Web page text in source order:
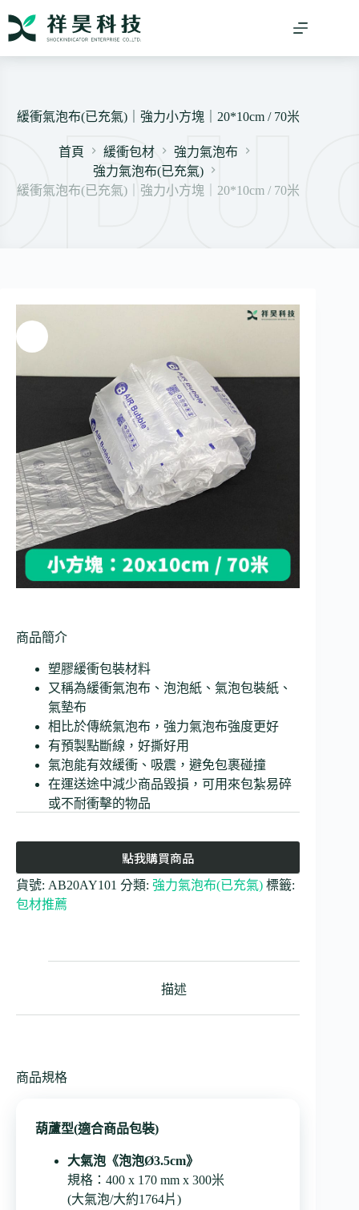
緩衝氣泡布(已充氣)｜強力小方塊｜20*10cm / 70米
首頁 緩衝包材
強力氣泡布
強力氣泡布(已充氣)
緩衝氣泡布(已充氣)｜強力小方塊｜20*10cm / 70米
商品簡介
塑膠緩衝包裝材料
又稱為緩衝氣泡布、泡泡紙、氣泡包裝紙、
氣墊布
相比於傳統氣泡布，強力氣泡布強度更好
有預製點斷線，好撕好用
氣泡能有效緩衝、吸震，避免包裹碰撞
在運送途中減少商品毀損，可用來包紮易碎
或不耐衝擊的物品
點我購買商品
貨號: AB20AY101 分類: 強力氣泡布(已充氣) 標籤:
包材推薦
描述
商品規格
葫蘆型(適合商品包裝)
大氣泡《泡泡Ø3.5cm》
規格：400 x 170 mm x 300米
(大氣泡/大約1764片)